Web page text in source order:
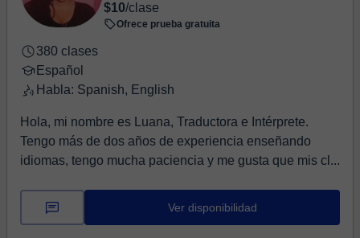
$10/clase
Ofrece prueba gratuita
380 clases
Español
Habla: Spanish, English
Hola, mi nombre es Luana, Traductora e Intérprete.
Tengo más de dos años de experiencia enseñando
idiomas, tengo mucha paciencia y me gusta que mis cl...
Ver disponibilidad